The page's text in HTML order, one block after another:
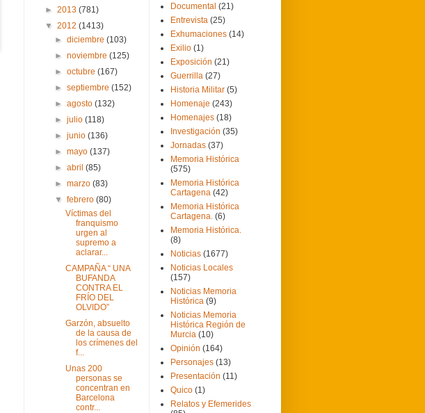
► 2013 (781)
▼ 2012 (1413)
►diciembre(103)
►noviembre(125)
►octubre(167)
►septiembre(152)
►agosto(132)
►julio(118)
►junio(136)
►mayo(137)
►abril(85)
►marzo(83)
▼febrero(80)
Víctimas del
franquismo
urgen al
supremo a
aclarar...
CAMPAÑA “ UNA
BUFANDA
CONTRA EL
FRÍO DEL
OLVIDO”
Garzón, absuelto
de la causa de
los crímenes del
f...
Unas 200
personas se
concentran en
Barcelona
contr...
Documental (21)
Entrevista (25)
Exhumaciones (14)
Exilio (1)
Exposición (21)
Guerrilla (27)
Historia Militar (5)
Homenaje (243)
Homenajes (18)
Investigación (35)
Jornadas (37)
Memoria Histórica
(575)
Memoria Histórica
Cartagena (42)
Memoria Histórica
Cartagena. (6)
Memoria Histórica.
(8)
Noticias (1677)
Noticias Locales
(157)
Noticias Memoria
Histórica (9)
Noticias Memoria
Histórica Región de
Murcia (10)
Opinión (164)
Personajes (13)
Presentación (11)
Quico (1)
Relatos y Efemerides